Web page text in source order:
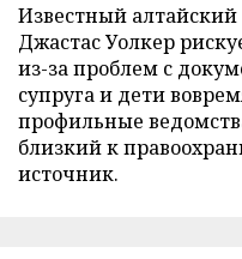
Известный
Джастас Уолкер
из-за проблем с
супруга и дети
профильные
близкий к
источник.